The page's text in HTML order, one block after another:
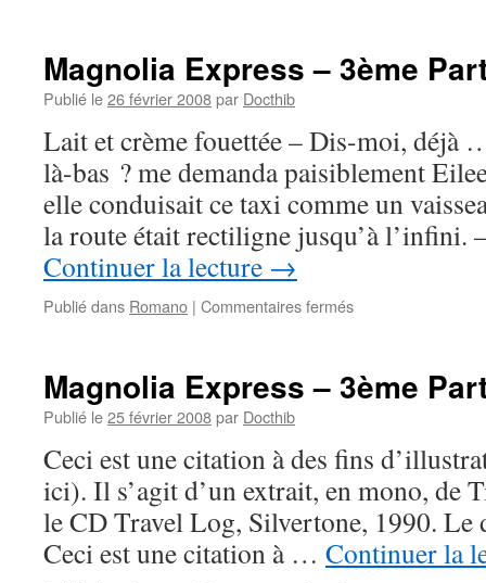
Magnolia Express – 3ème
Publié le26 février 2008par Docthib
Lait et crème fouettée – Dis-moi, déjà
là-bas ? me demanda paisiblement
elle conduisait ce taxi comme un
la route était rectiligne jusqu’à l’infini.
Continuer la lecture →
Publié dans Romano | Commentaires ferméssur
3ème
#1
Magnolia Express – 3ème
Publié le25 février 2008par Docthib
Ceci est une citation à des fins
ici). Il s’agit d’un extrait, en mono, de
le CD Travel Log, Silvertone, 1990. Le
Ceci est une citation à … Continuer la